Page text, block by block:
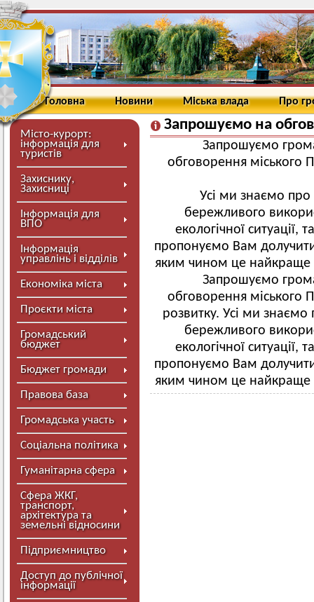
Головна Новини Міська влада Про
Місто-курорт:
інформація для
туристів
Захиснику,
Захисниці
Інформація для
ВПО
Інформація
управлінь і відділів
Економіка міста
Проєкти міста
Громадський
бюджет
Бюджет громади
Правова база
Громадська участь
Соціальна політика
Гуманітарна сфера
Сфера ЖКГ,
транспорт,
архітектура та
земельні відносини
Підприємництво
Доступ до публічної
інформації
Запрошуємо на
Запрошуємо
обговорення міського
Усі ми знаємо про
бережливого
екологічної ситуації,
пропонуємо Вам
яким чином це найкраще
Запрошуємо
обговорення міського
розвитку. Усі ми знаємо
бережливого
екологічної ситуації,
пропонуємо Вам
яким чином це найкраще